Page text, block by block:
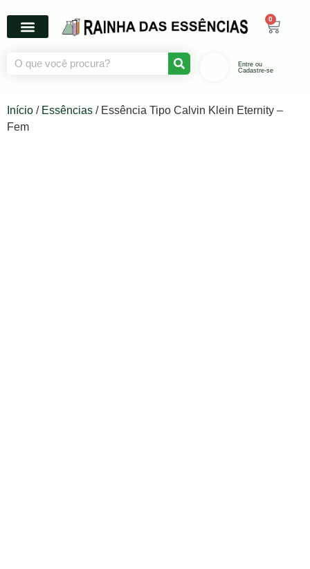
0
Entre ou
Cadastre-se
Início / Essências / Essência Tipo Calvin Klein Eternity –
Fem